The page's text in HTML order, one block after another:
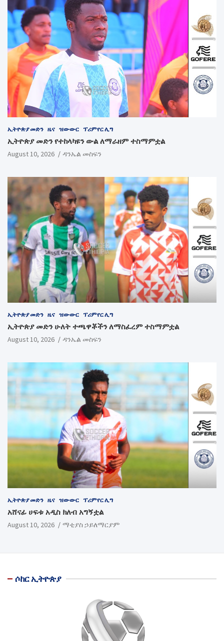
ኢትዮጵያ መድን ዜና ዝውውር ፕሪምየር ሊግ
ኢትዮጵያ መድን የተከላካዩን ውል ለማራዘም ተስማምቷል
August 10, 2026 ዳንኤል መስፍን
ኢትዮጵያ መድን ዜና ዝውውር ፕሪምየር ሊግ
ኢትዮጵያ መድን ሁለት ተጫዋቾችን ለማስፈረም ተስማምቷል
August 10, 2026 ዳንኤል መስፍን
ኢትዮጵያ መድን ዜና ዝውውር ፕሪምየር ሊግ
አሸናፊ ሀፍቱ አዲስ ክለብ አግኝቷል
August 10, 2026 ማቲያስ ኃይለማርያም
ሶከር ኢትዮጵያ